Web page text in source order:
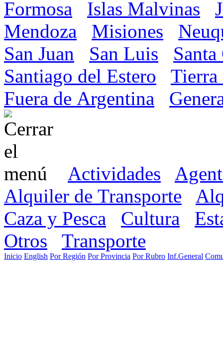
Formosa
Islas Malvinas
Mendoza
Misiones
San Juan
San Luis
Santiago del Estero
Tierra
Fuera de Argentina
Actividades
Alquiler de Transporte
Caza y Pesca
Cultura
Otros
Transporte
Inicio English Por Región Por Provincia Por Rubro Inf.General